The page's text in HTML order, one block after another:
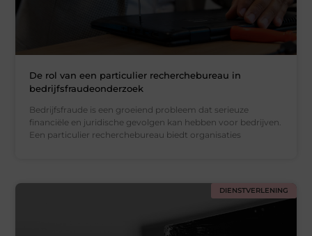
De rol van een particulier recherchebureau in
bedrijfsfraudeonderzoek
Bedrijfsfraude is een groeiend probleem dat serieuze
financiële en juridische gevolgen kan hebben voor bedrijven.
Een particulier recherchebureau biedt organisaties
DIENSTVERLENING